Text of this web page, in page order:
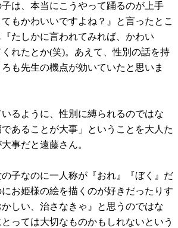
は、本当にこうやって踊るのが上手
もかわいいですよね？』と言ったとこ
たしかに言われてみれば、かわい
れたとか(笑)。あえて、性別の話を持
も先生の機点が効いていたと思いま
るように、性別に縛られるのではな
あることが大事」ということを大人た
事だと遠藤さん。
の子なのに一人称が『おれ』『ぼく』だ
お姫様の絵を描くのが好きだったりす
しい、治さなきゃ』と思うのではな
っては大切なものかもしれないという